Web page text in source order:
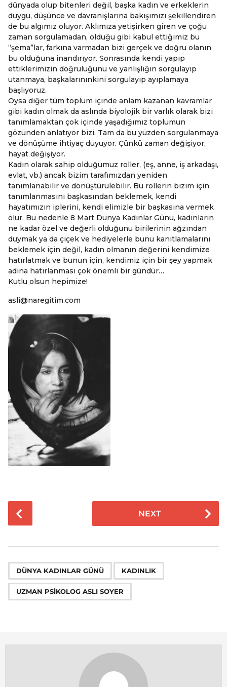
dünyada olup bitenleri değil, başka kadın ve erkeklerin
duygu, düşünce ve davranışlarına bakışımızı şekillendiren
de bu algımız oluyor. Aklımıza yetişirken giren ve çoğu
zaman sorgulamadan, olduğu gibi kabul ettiğimiz bu
“şema”lar, farkına varmadan bizi gerçek ve doğru olanın
bu olduğuna inandırıyor. Sonrasında kendi yapıp
ettiklerimizin doğruluğunu ve yanlışlığın sorgulayıp
utanmaya, başkalarınınkini sorgulayıp ayıplamaya
başlıyoruz.
Oysa diğer tüm toplum içinde anlam kazanan kavramlar
gibi kadın olmak da aslında biyolojik bir varlık olarak bizi
tanımlamaktan çok içinde yaşadığımız toplumun
gözünden anlatıyor bizi. Tam da bu yüzden sorgulanmaya
ve dönüşüme ihtiyaç duyuyor. Çünkü zaman değişiyor,
hayat değişiyor.
Kadın olarak sahip olduğumuz roller, (eş, anne, iş arkadaşı,
evlat, vb.) ancak bizim tarafımızdan yeniden
tanımlanabilir ve dönüştürülebilir. Bu rollerin bizim için
tanımlanmasını başkasından beklemek, kendi
hayatımızın iplerini, kendi elimizle bir başkasına vermek
olur. Bu nedenle 8 Mart Dünya Kadınlar Günü, kadınların
ne kadar özel ve değerli olduğunu birilerinin ağzından
duymak ya da çiçek ve hediyelerle bunu kanıtlamalarını
beklemek için değil, kadın olmanın değerini kendimize
hatırlatmak ve bunun için, kendimiz için bir şey yapmak
adına hatırlanması çok önemli bir gündür…
Kutlu olsun hepimize!
asli@naregitim.com
o
t
P
g
i
NEXT
DÜNYA KADINLAR GÜNÜ KADINLIK
UZMAN PSIKOLOG ASLI SOYER